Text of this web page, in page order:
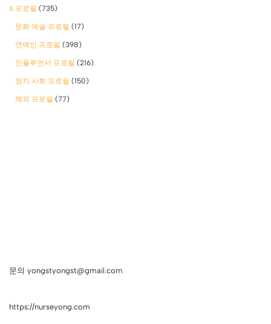
6 프로필 (735)
문화 예술 프로필 (17)
연예인 프로필 (398)
인플루언서 프로필 (216)
정치 사회 프로필 (150)
해외 프로필 (77)
문의 yongstyongst@gmail.com
https://nurseyong.com